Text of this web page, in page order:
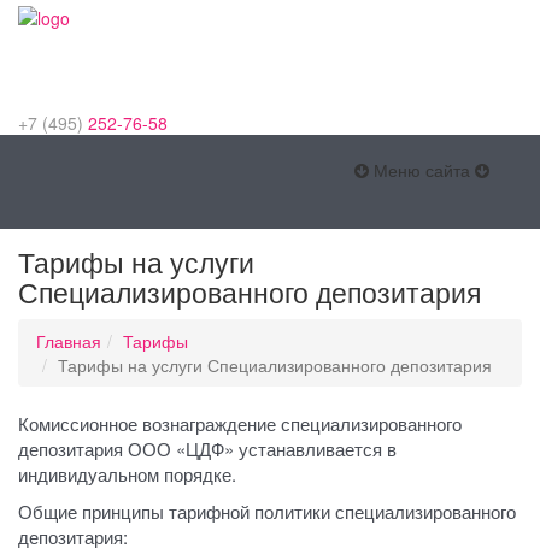
+7 (495) 252-76-58
Меню сайта Меню
Тарифы на услуги
Специализированного депозитария
Главная
Тарифы
Тарифы на услуги Специализированного депозитария
Комиссионное вознаграждение специализированного
депозитария ООО «ЦДФ» устанавливается в
индивидуальном порядке.
Общие принципы тарифной политики специализированного
депозитария: